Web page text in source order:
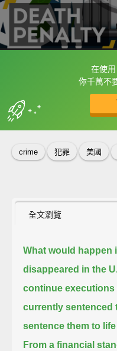
在使
你千萬不
框選或點兩下
收錄佳句
crime 犯罪 美國
全文瀏覽
What would happen
disappeared in the
continue executions
currently sentenced
sentence them to
From a financial